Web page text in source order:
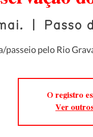
Passo
passeio pelo Rio
O registro
Ver